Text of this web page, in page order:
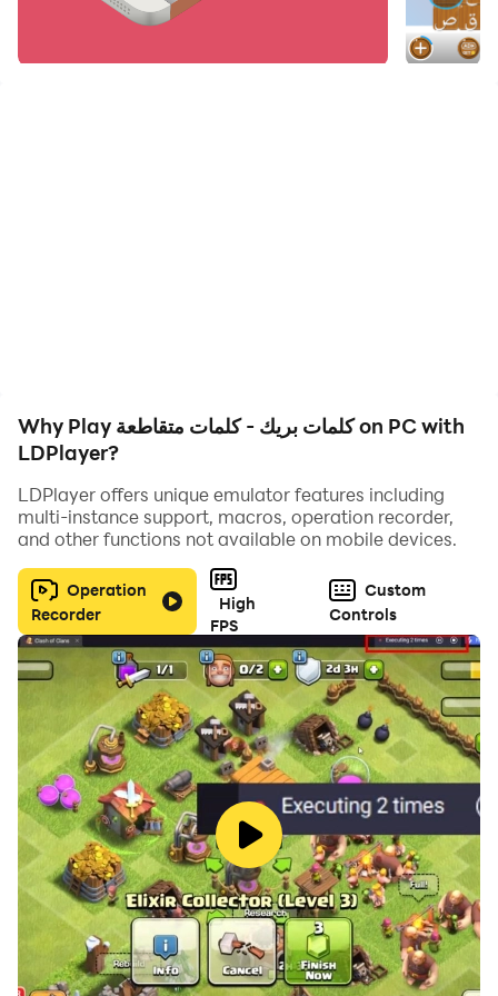
تتوقع .. جربها و لا تنسى ان تعطينا رأيك
في كل مرحلة من مراحل اللعبة مجموعة من الاسئل التافية
* معلومات عامة في شتى المجالات
* اكمل الجملة, المثل, الاية
* اسئلة تفكير وذكاء
* سيارات وماركات
* مشاهير ولاعبي كرة قدم
* خرائط واعلام ودول
Why Play كلمات بريك - كلمات متقاطعة on PC with
LDPlayer?
LDPlayer offers unique emulator features including
multi-instance support, macros, operation recorder,
and other functions not available on mobile devices.
Operation
Recorder
High
FPS
Custom
Controls